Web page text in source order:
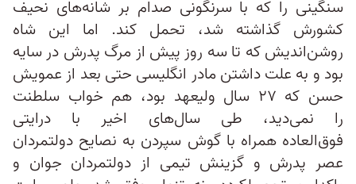
سنگینی را که با سرنگونی صدام بر شانه‌های نحیف
کشورش گذاشته شد، تحمل کند. اما این شاه
روشن‌اندیش که تا سه روز پیش از مرگ پدرش در سایه
بود و به علت داشتن مادر انگلیسی حتی بعد از عمویش
حسن که ۲۷ سال ولیعهد بود، هم خواب سلطنت
را نمی‌دید، طی سال‌های اخیر با درایتی
فوق‌العاده‌ همراه با گوش سپردن به نصایح دولتمردان
عصر پدرش و گزینش تیمی از دولتمردان جوان و